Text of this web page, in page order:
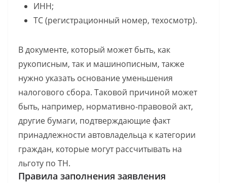
ИНН;
ТС (регистрационный номер, техосмотр).
В документе, который может быть, как
рукописным, так и машинописным, также
нужно указать основание уменьшения
налогового сбора. Таковой причиной может
быть, например, нормативно-правовой акт,
другие бумаги, подтверждающие факт
принадлежности автовладельца к категории
граждан, которые могут рассчитывать на
льготу по ТН.
Правила заполнения заявления